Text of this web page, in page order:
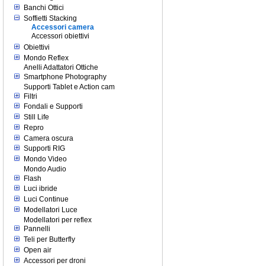
Banchi Ottici
Soffietti Stacking
Accessori camera
Accessori obiettivi
Obiettivi
Mondo Reflex
Anelli Adattatori Ottiche
Smartphone Photography
Supporti Tablet e Action cam
Filtri
Fondali e Supporti
Still Life
Repro
Camera oscura
Supporti RIG
Mondo Video
Mondo Audio
Flash
Luci ibride
Luci Continue
Modellatori Luce
Modellatori per reflex
Pannelli
Teli per Butterfly
Open air
Accessori per droni